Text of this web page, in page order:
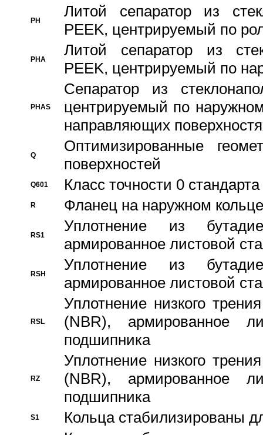
PH
Литой сепаратор из
PEEK, центрируемый по
PHA
Литой сепаратор из
PEEK, центрируемый по
PHAS
Сепаратор из
центрируемый по
направляющих
Q
Оптимизированные
поверхностей
Q601 Класс точности 0
R Фланец на наружном кольце
RS1
Уплотнение из
армированное листовой
RSH
Уплотнение из
армированное листовой
RSL
Уплотнение низкого
(NBR), армированное
подшипника
RZ
Уплотнение низкого
(NBR), армированное
подшипника
S1 Кольца стабилизированы